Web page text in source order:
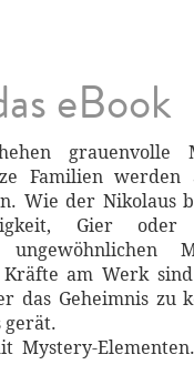
eBook
Familien werden
Wie der Nikolaus
Gier oder
ungewöhnlichen
am Werk
das Geheimnis zu
gerät.
Mystery-